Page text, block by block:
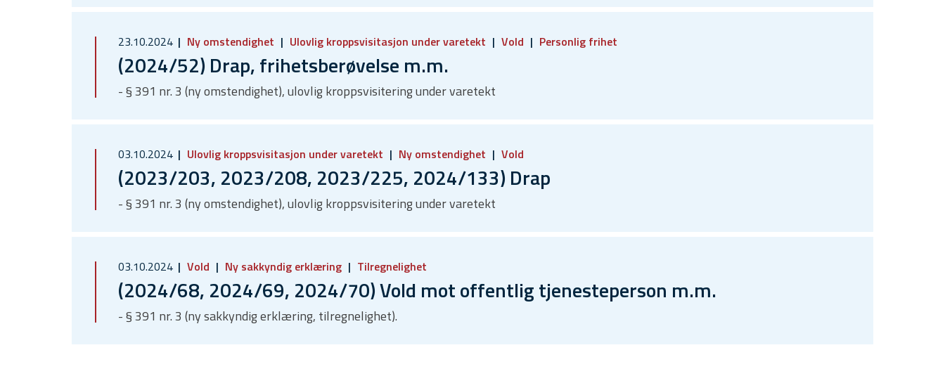
23.10.2024 Ny omstendighet Ulovlig kroppsvisitasjon under varetekt Vold Personlig frihet
(2024/52) Drap, frihetsberøvelse m.m.
- § 391 nr. 3 (ny omstendighet), ulovlig kroppsvisitering under varetekt
03.10.2024 Ulovlig kroppsvisitasjon under varetekt Ny omstendighet Vold
(2023/203, 2023/208, 2023/225, 2024/133) Drap
- § 391 nr. 3 (ny omstendighet), ulovlig kroppsvisitering under varetekt
03.10.2024 Vold Ny sakkyndig erklæring Tilregnelighet
(2024/68, 2024/69, 2024/70) Vold mot offentlig tjenesteperson m.m.
- § 391 nr. 3 (ny sakkyndig erklæring, tilregnelighet).